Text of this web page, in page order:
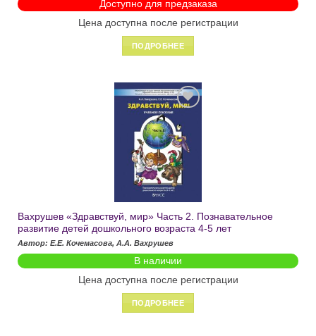
Доступно для предзаказа
Цена доступна после регистрации
ПОДРОБНЕЕ
Добавить
в список
желаний
Вахрушев «Здравствуй, мир» Часть 2. Познавательное
развитие детей дошкольного возраста 4-5 лет
Автор: Е.Е. Кочемасова, А.А. Вахрушев
В наличии
Цена доступна после регистрации
ПОДРОБНЕЕ